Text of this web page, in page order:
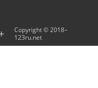
Copyright © 2018–
123ru.net